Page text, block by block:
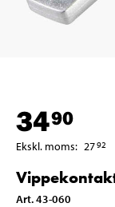
3490
Ekskl. moms: 2792
Art.43-060